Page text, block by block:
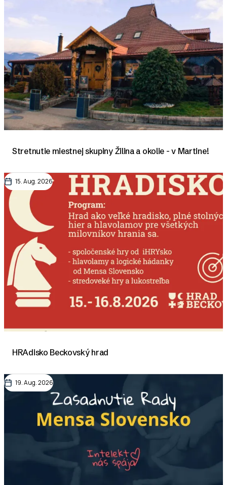
Stretnutie miestnej skupiny Žilina a okolie - v Martine!
15. Aug. 2026
HRAdisko Beckovský hrad
19. Aug. 2026